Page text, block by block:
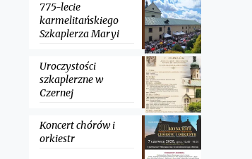
775-lecie
karmelitańskiego
Szkaplerza Maryi
Uroczystości
szkaplerzne w
Czernej
Koncert chórów i
orkiestr